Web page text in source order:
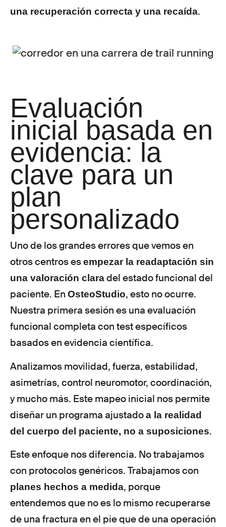
una recuperación correcta y una recaída.
Evaluación
inicial basada en
evidencia: la
clave para un
plan
personalizado
Uno de los grandes errores que vemos en
otros centros esempezar la readaptación sin
una valoración claradel estado funcional del
paciente. En OsteoStudio, esto no ocurre.
Nuestra primera sesión es una evaluación
funcional completa con test específicos
basados en evidencia científica.
Analizamos movilidad, fuerza, estabilidad,
asimetrías, control neuromotor, coordinación,
y mucho más. Este mapeo inicial nos permite
diseñar un programa ajustadoa la realidad
del cuerpo del paciente, no a suposiciones.
Este enfoque nos diferencia. No trabajamos
con protocolos genéricos. Trabajamos con
planes hechos a medida, porque
entendemos que no es lo mismo recuperarse
de una fractura en el pie que de una operación